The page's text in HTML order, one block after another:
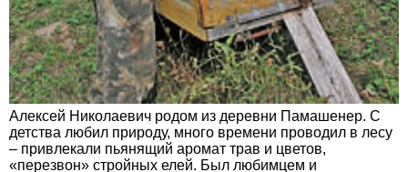
Алексей Николаевич родом из деревни Памашенер. С
детства любил природу, много времени проводил в лесу
– привлекали пьянящий аромат трав и цветов,
«перезвон» стройных елей. Был любимцем и